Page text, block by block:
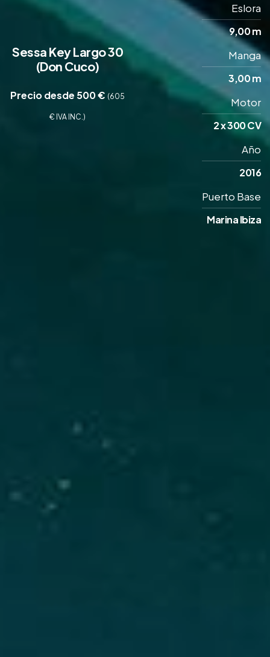
Sessa Key Largo 30
(Don Cuco)
Precio desde 500 € (605
€ IVA INC.)
Eslora
9,00 m
Manga
3,00 m
Motor
2 x 300 CV
Año
2016
Puerto Base
Marina Ibiza